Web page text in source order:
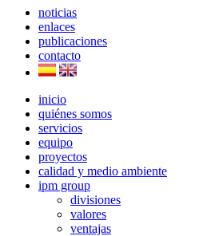
noticias
enlaces
publicaciones
contacto
inicio
quiénes somos
servicios
equipo
proyectos
calidad y medio ambiente
ipm group
divisiones
valores
ventajas